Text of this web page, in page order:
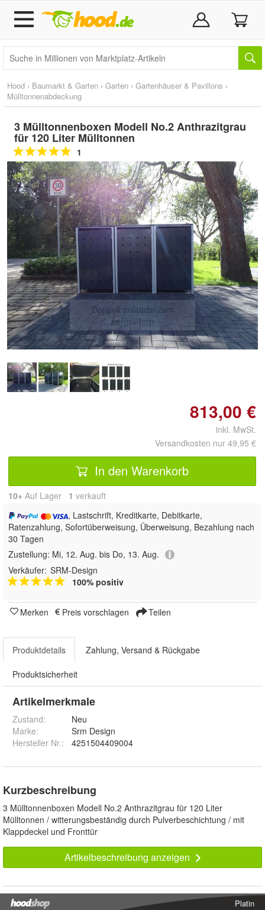
Hood › Baumarkt & Garten › Garten › Gartenhäuser & Pavillons ›
Mülltonnenabdeckung
3 Mülltonnenboxen Modell No.2 Anthrazitgrau
für 120 Liter Mülltonnen
1
Doppelt antippen zum
vergrößern
813,00 €
inkl. MwSt.
Versandkosten nur 49,95 €
In den Warenkorb
10+ Auf Lager 1 verkauft
, Lastschrift, Kreditkarte, Debitkarte,
Ratenzahlung, Sofortüberweisung, Überweisung, Bezahlung nach
30 Tagen
Zustellung: Mi, 12. Aug. bis Do, 13. Aug.
Verkäufer: SRM-Design
100% positiv
Merken Preis vorschlagen Teilen
Produktdetails Zahlung, Versand & Rückgabe
Produktsicherheit
Artikelmerkmale
Zustand:
Neu
Marke:
Srm Design
Hersteller Nr.:
4251504409004
Kurzbeschreibung
3 Mülltonnenboxen Modell No.2 Anthrazitgrau für 120 Liter
Mülltonnen / witterungsbeständig durch Pulverbeschichtung / mit
Klappdeckel und Fronttür
Artikelbeschreibung anzeigen
Platin